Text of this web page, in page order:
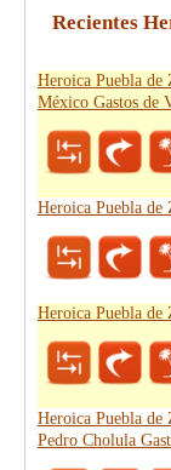
Recientes
Heroica Puebla de
México Gastos de
Heroica Puebla de
Heroica Puebla de
Heroica Puebla de
Pedro Cholula